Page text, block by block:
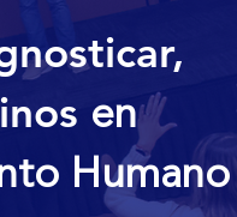
en
Humano